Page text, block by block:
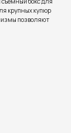
крупных купюр
позволяют